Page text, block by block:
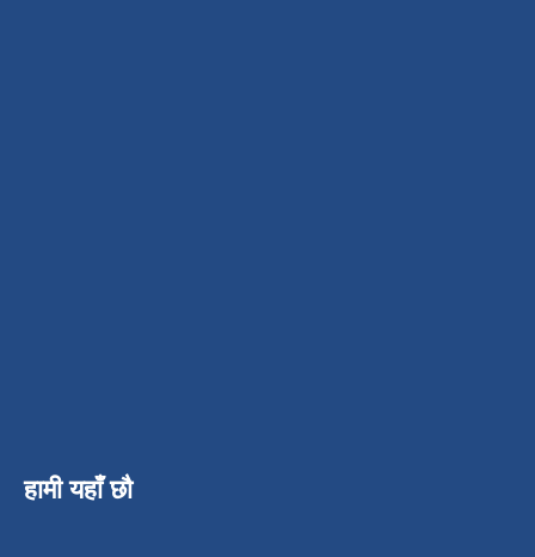
हामी यहाँ छौ